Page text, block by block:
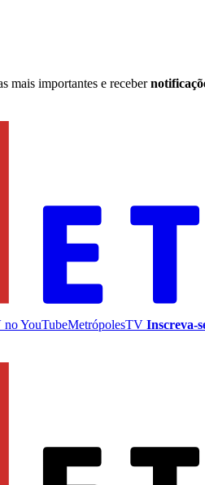
mais importantes e receber
noYouTubeMetrópolesTV Inscreva-